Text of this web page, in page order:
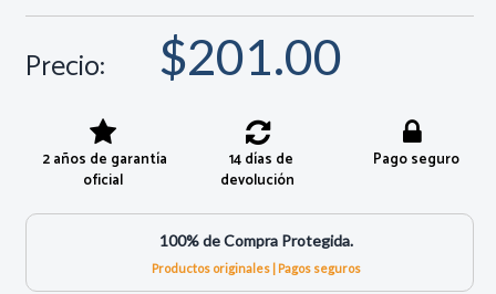
Precio: $201.00
2 años de garantía
oficial
14 días de
devolución
Pago seguro
100% de Compra Protegida.
Productos originales | Pagos seguros